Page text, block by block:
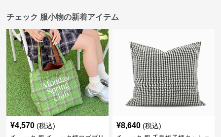
チェック 服小物の新着アイテム
¥4,570 (税込) ¥8,640 (税込)